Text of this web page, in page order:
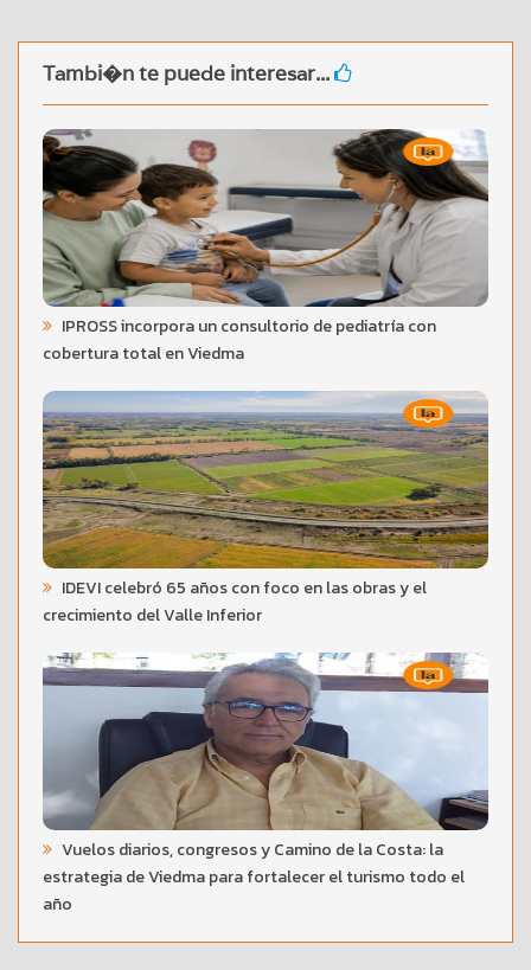
Tambi�n te puede interesar...
IPROSS incorpora un consultorio de pediatría con
cobertura total en Viedma
IDEVI celebró 65 años con foco en las obras y el
crecimiento del Valle Inferior
Vuelos diarios, congresos y Camino de la Costa: la
estrategia de Viedma para fortalecer el turismo todo el
año